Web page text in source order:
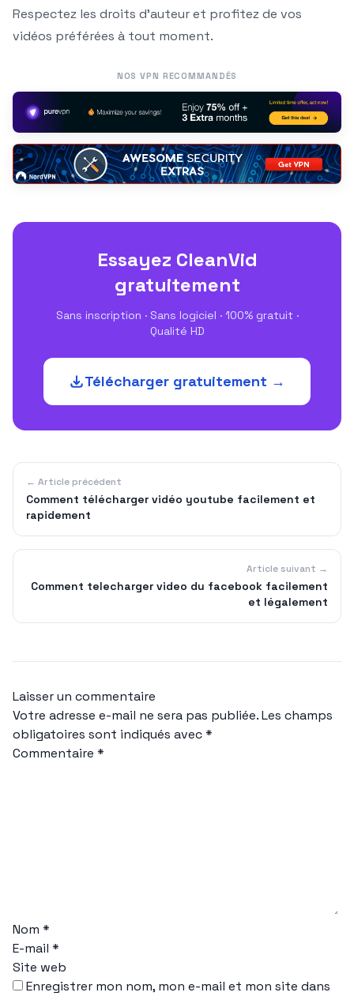
Respectez les droits d’auteur et profitez de vos
vidéos préférées à tout moment.
NOS VPN RECOMMANDÉS
Essayez CleanVid
gratuitement
Sans inscription · Sans logiciel · 100% gratuit ·
Qualité HD
Télécharger gratuitement →
← Article précédent
Comment télécharger vidéo youtube facilement et
rapidement
Article suivant →
Comment telecharger video du facebook facilement
et légalement
Laisser un commentaire
Votre adresse e-mail ne sera pas publiée.Les champs
obligatoires sont indiqués avec*
Commentaire *
Nom *
E-mail *
Site web
Enregistrer mon nom, mon e-mail et mon site dans